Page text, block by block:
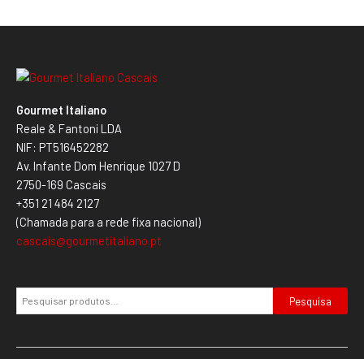
Gourmet Italiano
Reale & Fantoni LDA
NIF: PT516452282
Av. Infante Dom Henrique 1027 D
2750-169 Cascais
+351 21 484 2127
(Chamada para a rede fixa nacional)
cascais@gourmetitaliano.pt
Pesquisa